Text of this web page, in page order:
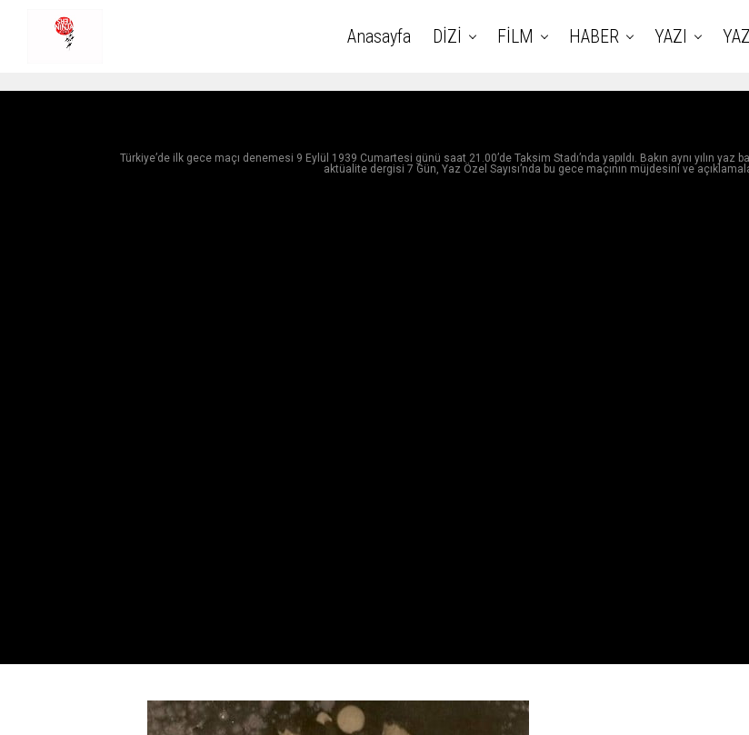
Anasayfa DİZİ FİLM HABER YAZI
Türkiye’de ilk gece maçı denemesi 9 Eylül 1939 Cumartesi günü saat 21.00’de Taksim Stadı’nda yapıldı. Bakın aynı yılın yaz
aktüalite dergisi 7 Gün, Yaz Özel Sayısı’nda bu gece maçının müjdesini ve